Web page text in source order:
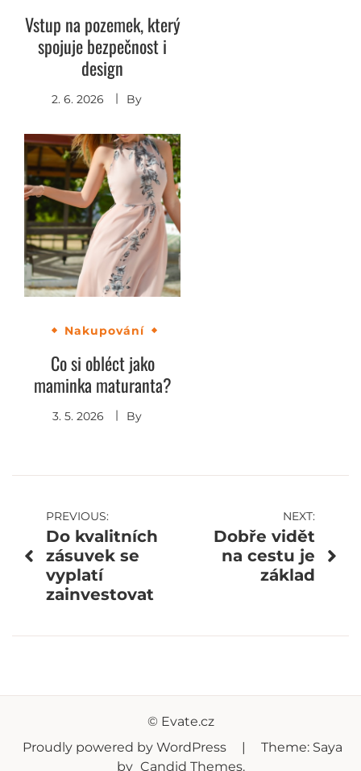
Vstup na pozemek, který
spojuje bezpečnost i
design
2. 6. 2026 By
Nakupování
Co si obléct jako
maminka maturanta?
3. 5. 2026 By
Navigace
pro
příspěvek
PREVIOUS:
Do kvalitních
zásuvek se
vyplatí
zainvestovat
NEXT:
Dobře vidět
na cestu je
základ
© Evate.cz
Proudly powered by WordPress
Theme: Saya
by Candid Themes.